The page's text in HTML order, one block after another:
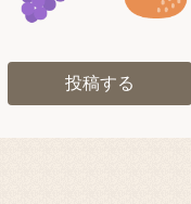
投稿する